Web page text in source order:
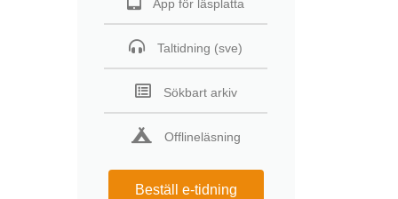
App för läsplatta
Taltidning (sve)
Sökbart arkiv
Offlineläsning
Beställ e-tidning